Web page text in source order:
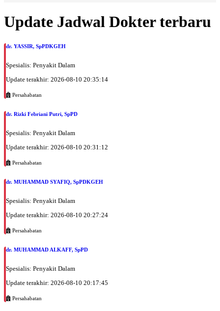
Update Jadwal Dokter terbaru
dr. YASSIR, SpPDKGEH
Spesialis: Penyakit Dalam
Update terakhir: 2026-08-10 20:35:14
Persahabatan
dr. Rizki Febriani Putri, SpPD
Spesialis: Penyakit Dalam
Update terakhir: 2026-08-10 20:31:12
Persahabatan
dr. MUHAMMAD SYAFIQ, SpPDKGEH
Spesialis: Penyakit Dalam
Update terakhir: 2026-08-10 20:27:24
Persahabatan
dr. MUHAMMAD ALKAFF, SpPD
Spesialis: Penyakit Dalam
Update terakhir: 2026-08-10 20:17:45
Persahabatan